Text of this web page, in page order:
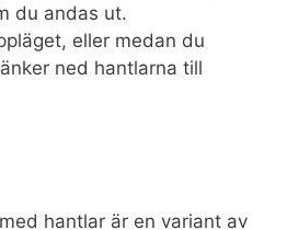
du andas ut.
eller medan du
ned hantlarna till
hantlar är en variant av